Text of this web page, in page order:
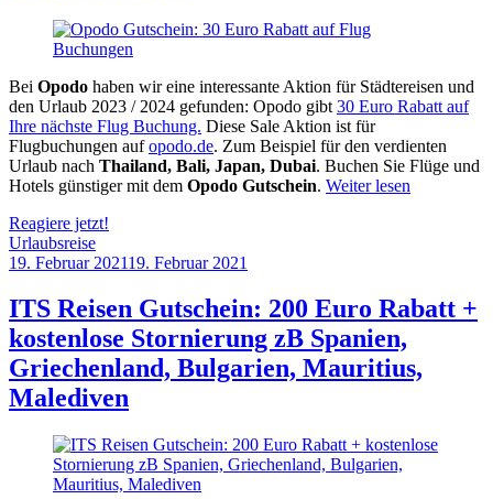
Bei Opodo haben wir eine interessante Aktion für Städtereisen und
den Urlaub 2023 / 2024 gefunden: Opodo gibt 30 Euro Rabatt auf
Ihre nächste Flug Buchung. Diese Sale Aktion ist für
Flugbuchungen aufopodo.de. Zum Beispiel für den verdienten
Urlaub nach Thailand, Bali, Japan, Dubai. Buchen Sie Flüge und
Hotels günstiger mit dem Opodo Gutschein. Weiter lesen
Reagiere jetzt!
Urlaubsreise
19. Februar 202119. Februar 2021
Allan
ITS Reisen Gutschein: 200 Euro Rabatt +
kostenlose Stornierung zB Spanien,
Griechenland, Bulgarien, Mauritius,
Malediven